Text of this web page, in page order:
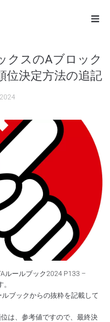
Infomation
Registration
クスのAブロック
位決定方法の追記
ルールブック2024 P133 –
ブックからの抜粋を記載して
は、参考値ですので、最終決